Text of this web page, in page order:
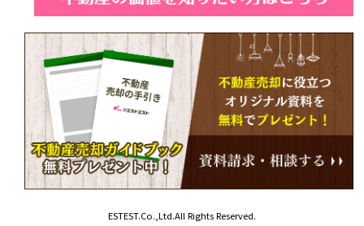
ESTEST.Co.,Ltd.All Rights Reserved.